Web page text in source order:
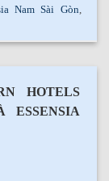
Nam Sài Gòn,
HOTELS
ESSENSIA